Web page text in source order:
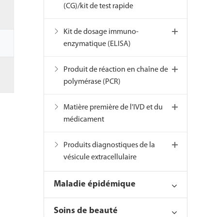
(CG)/kit de test rapide
Kit de dosage immuno-
enzymatique (ELISA)
Produit de réaction en chaîne de
polymérase (PCR)
Matière première de l'IVD et du
médicament
Produits diagnostiques de la
vésicule extracellulaire
Maladie épidémique
Soins de beauté